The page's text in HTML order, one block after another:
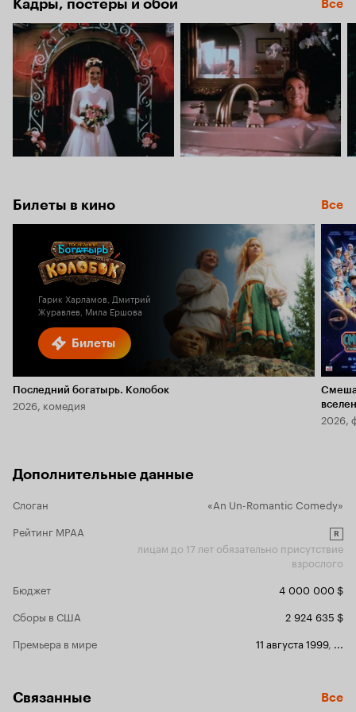
Кадры, постеры и обои Все
Билеты в кино Все
Билеты
Гарик Харламов, Дмитрий
Журавлев, Мила Ершова
Последний богатырь. Колобок
2026, комедия
2026,
Дополнительные данные
Слоган
«An Un-Romantic Comedy»
Рейтинг MPAA
R
лицам до 17 лет обязательно присутствие
взрослого
Бюджет
4 000 000 $
Сборы в США
2 924 635 $
Премьера в мире
11 августа 1999,
Связанные Все